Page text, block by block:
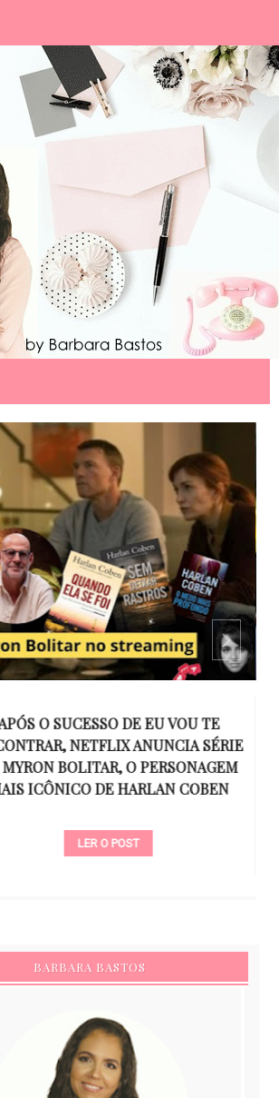
ANOS SEM AMY WINEHOUSE: A VOZ
QUE REVOLUCIONOU A
E SE TORNOU UM SÍMBOLO
DE UMA GERAÇÃO
LER O POST
BARBARA BASTOS